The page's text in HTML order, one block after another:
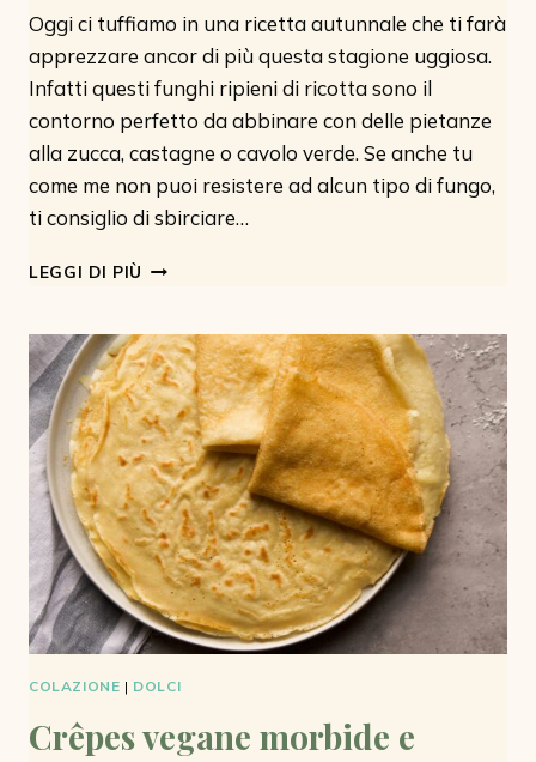
Oggi ci tuffiamo in una ricetta autunnale che ti farà
apprezzare ancor di più questa stagione uggiosa.
Infatti questi funghi ripieni di ricotta sono il
contorno perfetto da abbinare con delle pietanze
alla zucca, castagne o cavolo verde. Se anche tu
come me non puoi resistere ad alcun tipo di fungo,
ti consiglio di sbirciare…
LEGGI DI PIÙ FUNGHI
RICOTTA
(VEGETALE)
COLAZIONE | DOLCI
Crêpes vegane morbide e